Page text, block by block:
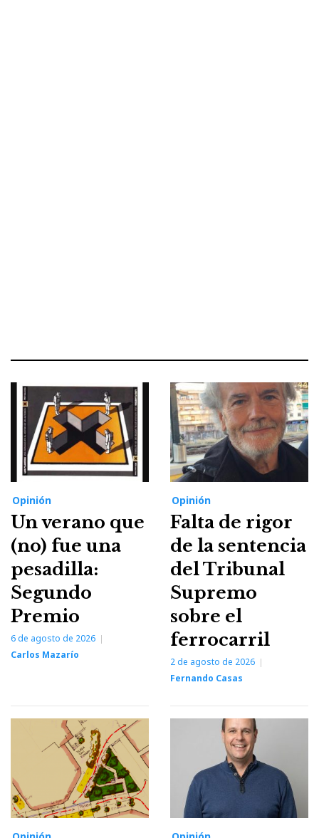
Opinión
Un verano que
(no) fue una
pesadilla:
Segundo
Premio
6 de agosto de 2026
Carlos Mazarío
Opinión
Falta de rigor
de la sentencia
del Tribunal
Supremo
sobre el
ferrocarril
2 de agosto de 2026
Fernando Casas